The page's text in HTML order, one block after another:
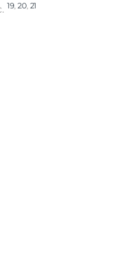
19,20, 21